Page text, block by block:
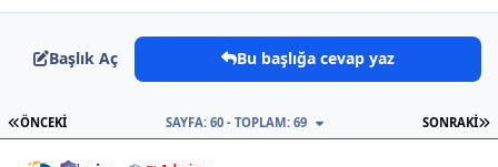
Başlık Aç Bu başlığa cevap yaz
İLK SAYFA
ÖNCEKI SONRAKI
SAYFA: 60 - TOPLAM: 69